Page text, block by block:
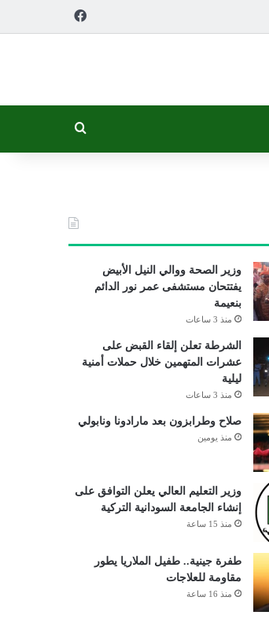
وزير الصحة ووالي النيل الأبيض
يفتتحان مستشفى عمر نور الدائم
بنعيمة
منذ 3 ساعات
الشرطة تعلن إلقاء القبض على
عشرات المتهمين خلال حملات أمنية
ليلية
منذ 3 ساعات
صلاح وطرابزون بعد مارادونا ونابولي
منذ يومين
وزير التعليم العالي يعلن التوافق على
إنشاء الجامعة السودانية التركية
منذ 15 ساعة
طفرة جينية.. طفيل الملاريا يطور
مقاومة للعلاجات
منذ 16 ساعة